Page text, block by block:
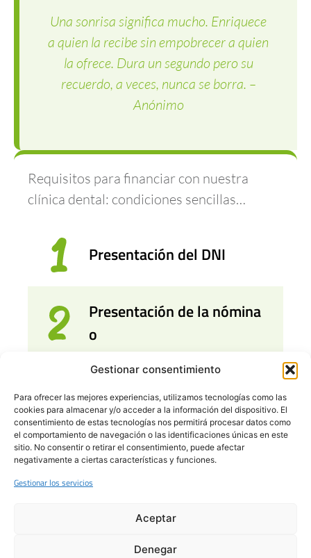
Gestionar consentimiento
Para ofrecer las mejores experiencias, utilizamos tecnologías como las
cookies para almacenar y/o acceder a la información del dispositivo. El
consentimiento de estas tecnologías nos permitirá procesar datos como
el comportamiento de navegación o las identificaciones únicas en este
sitio. No consentir o retirar el consentimiento, puede afectar
negativamente a ciertas características y funciones.
Gestionar los servicios
Aceptar
Denegar
Una sonrisa significa mucho. Enriquece
a quien la recibe sin empobrecer a quien
la ofrece. Dura un segundo pero su
recuerdo, a veces, nunca se borra. –
Anónimo
Requisitos para financiar con nuestra
clínica dental: condiciones sencillas…
Presentación del DNI
Presentación de la nómina
o
declaración de la renta
...¡y muchas facilidades!
Financiación
hasta 48